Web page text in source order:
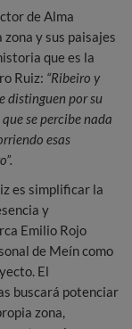
de Alma
y sus paisajes
que es la
Ruiz: “Ribeiro y
distinguen por su
se percibe nada
esas
es simplificar la
y
Emilio Rojo
de Meín como
El
buscará potenciar
zona,